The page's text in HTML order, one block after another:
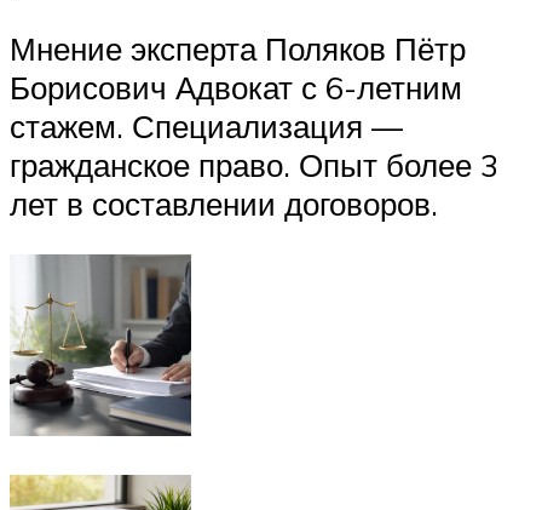
Мнение эксперта Поляков Пётр
Борисович Адвокат с 6-летним
стажем. Специализация —
гражданское право. Опыт более 3
лет в составлении договоров.